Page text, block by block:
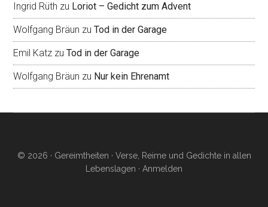
Ingrid Rüth zu Loriot – Gedicht zum Advent
Wolfgang Bräun zuTod in der Garage
Emil Katz zuTod in der Garage
Wolfgang Bräun zu Nur kein Ehrenamt
© 2026 · Gereimtheiten · Verse, Reime und Gedichte in allen
Lebenslagen · Anmelden